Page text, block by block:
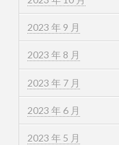
2023 年 9 月
2023 年 8 月
2023 年 7 月
2023 年 6 月
2023 年 5 月